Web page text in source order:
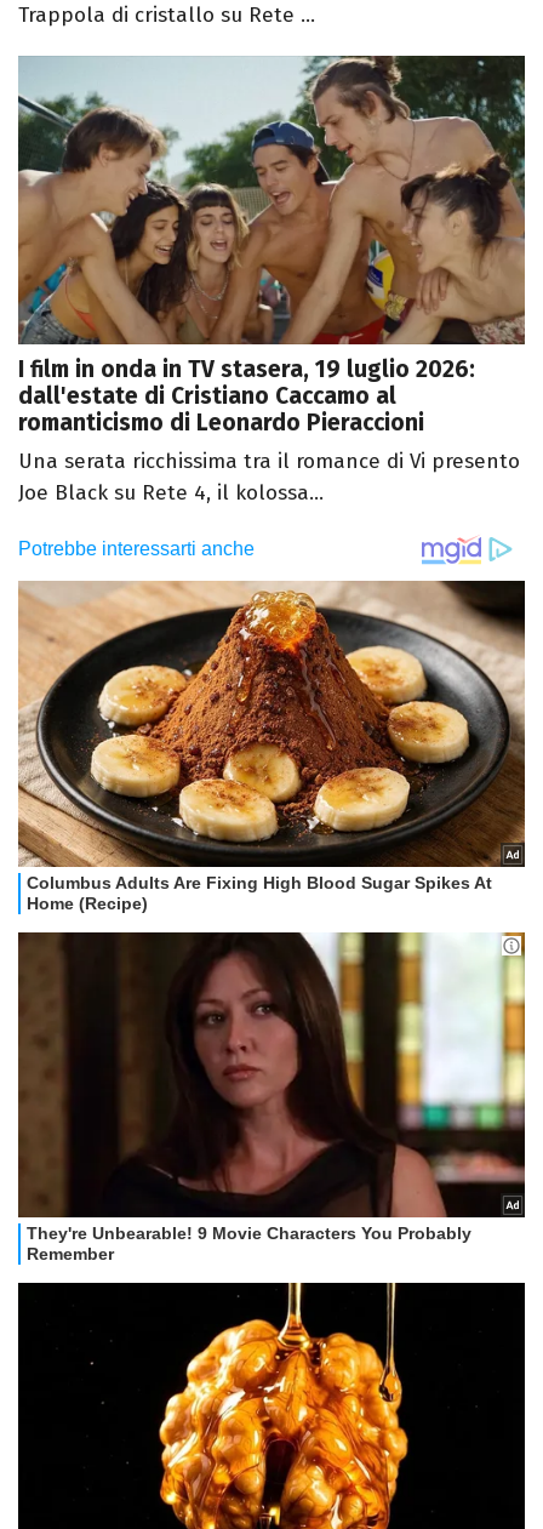
Trappola di cristallo su Rete ...
I film in onda in TV stasera, 19 luglio 2026:
dall'estate di Cristiano Caccamo al
romanticismo di Leonardo Pieraccioni
Una serata ricchissima tra il romance di Vi presento
Joe Black su Rete 4, il kolossa...